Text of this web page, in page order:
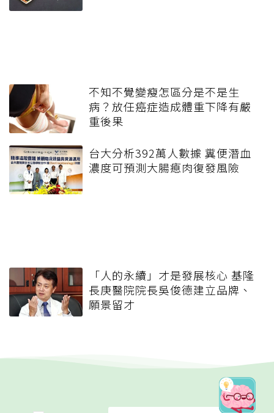
不知不覺變瘦怎區分是不是生
病？放任癌症造成體重下降有嚴
重後果
台大分析392萬人數據 糞便潛血
濃度可預測大腸瘜肉復發風險
「人的永續」才是發展核心 基隆
長庚醫院院長吳俊德建立品牌、
願景留才